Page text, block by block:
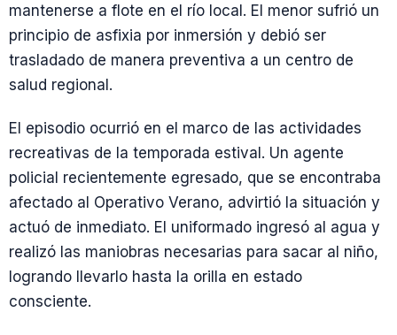
mantenerse a flote en el río local. El menor sufrió un
principio de asfixia por inmersión y debió ser
trasladado de manera preventiva a un centro de
salud regional.
El episodio ocurrió en el marco de las actividades
recreativas de la temporada estival. Un agente
policial recientemente egresado, que se encontraba
afectado al Operativo Verano, advirtió la situación y
actuó de inmediato. El uniformado ingresó al agua y
realizó las maniobras necesarias para sacar al niño,
logrando llevarlo hasta la orilla en estado
consciente.